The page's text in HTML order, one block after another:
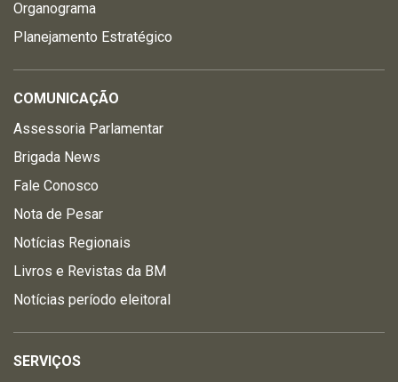
Organograma
Planejamento Estratégico
COMUNICAÇÃO
Assessoria Parlamentar
Brigada News
Fale Conosco
Nota de Pesar
Notícias Regionais
Livros e Revistas da BM
Notícias período eleitoral
SERVIÇOS